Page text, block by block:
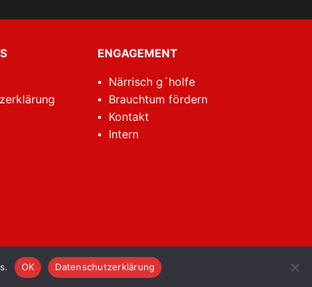
ENGAGEMENT
Närrisch g´holfe
Brauchtum fördern
Kontakt
Intern
OK Datenschutzerklärung